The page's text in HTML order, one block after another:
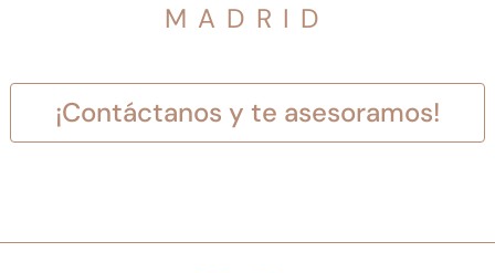
MADRID
¡Contáctanos y te asesoramos!